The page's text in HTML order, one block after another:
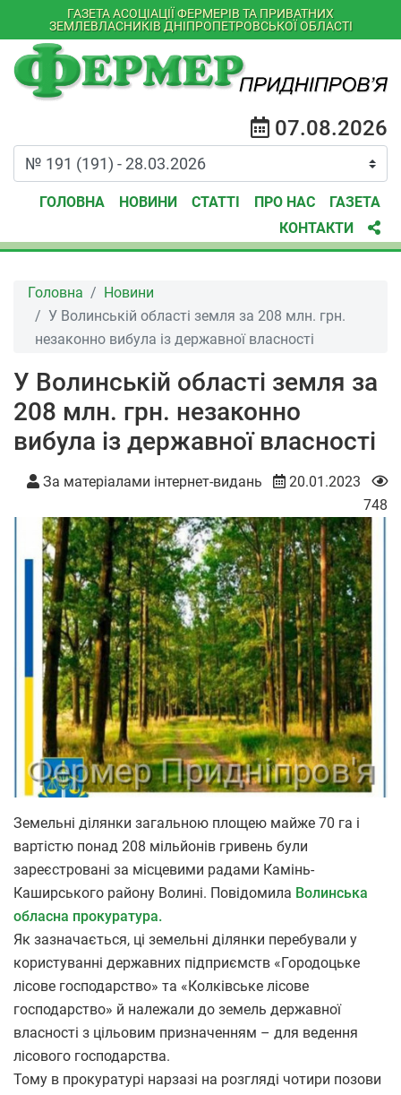
ГАЗЕТА АСОЦІАЦІЇ ФЕРМЕРІВ ТА ПРИВАТНИХ
ЗЕМЛЕВЛАСНИКІВ ДНІПРОПЕТРОВСЬКОЇ ОБЛАСТІ
07.08.2026
ГОЛОВНА НОВИНИ СТАТТІ ПРО НАС
ГАЗЕТА
КОНТАКТИ
Головна
Новини
У Волинській області земля за 208 млн. грн.
незаконно вибула із державної власності
У Волинській області земля за
208 млн. грн. незаконно
вибула із державної власності
За матеріалами інтернет-видань
20.01.2023
748
Земельні ділянки загальною площею майже 70 га і
вартістю понад 208 мільйонів гривень були
зареєстровані за місцевими радами Камінь-
Каширського району Волині. Повідомила Волинська
обласна прокуратура.
Як зазначається, ці земельні ділянки перебували у
користуванні державних підприємств «Городоцьке
лісове господарство» та «Колківське лісове
господарство» й належали до земель державної
власності з цільовим призначенням – для ведення
лісового господарства.
Тому в прокуратурі нарзазі на розгляді чотири позови